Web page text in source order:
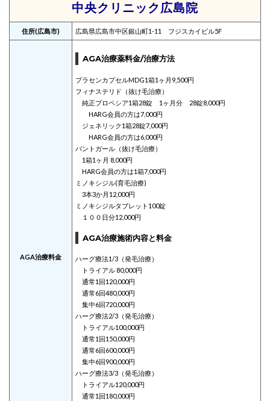
中央クリニック広島院
住所(広島市) 広島県広島市中区銀山町1-11 フジスカイビル5F
AGA治療料金
AGA治療薬料金/治療方法
プラセンカプセルMDG1箱1ヶ月9,500円
フィナステリド（抜け毛治療）
純正プロペシア1箱28錠 1ヶ月分 28錠8,000円
HARG会員の方は7,000円
ジェネリック1箱28錠7,000円
HARG会員の方は6,000円
パントガール（抜け毛治療）
1箱1ヶ月 8,000円
HARG会員の方は1箱7,000円
ミノキシジル(育毛治療)
3本3か月12,000円
ミノキシジルタブレット100錠
１００日分12,000円
AGA治療施術内容と料金
ハーグ療法1/3（発毛治療）
トライアル 80,000円
通常1回120,000円
通常6回480,000円
集中6回720,000円
ハーグ療法2/3（発毛治療）
トライアル100,000円
通常1回150,000円
通常6回600,000円
集中6回900,000円
ハーグ療法3/3（発毛治療）
トライアル120,000円
通常1回180,000円